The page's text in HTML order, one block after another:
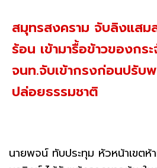
สมุทรสงคราม จับลิงแสม
ร้อน เข้ามารื้อข้าวของกร
จนท.จับเข้ากรงก่อนปรับ
ปล่อยธรรมชาติ
นายพจน์ ทับประทุม หัวหน้าเขต